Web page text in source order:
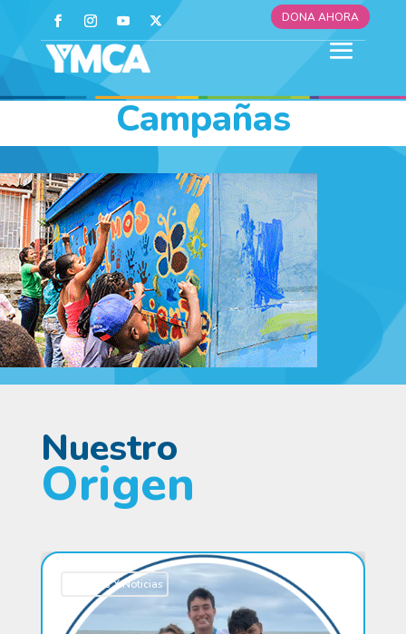
DONA AHORA
Campañas
Nuestro
Origen
Historias Y Noticias